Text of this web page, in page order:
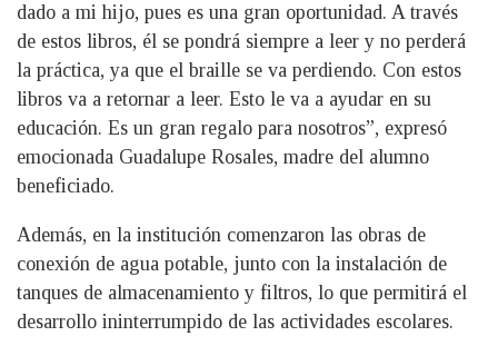
dado a mi hijo, pues es una gran oportunidad. A través
de estos libros, él se pondrá siempre a leer y no perderá
la práctica, ya que el braille se va perdiendo. Con estos
libros va a retornar a leer. Esto le va a ayudar en su
educación. Es un gran regalo para nosotros”, expresó
emocionada Guadalupe Rosales, madre del alumno
beneficiado.
Además, en la institución comenzaron las obras de
conexión de agua potable, junto con la instalación de
tanques de almacenamiento y filtros, lo que permitirá el
desarrollo ininterrumpido de las actividades escolares.